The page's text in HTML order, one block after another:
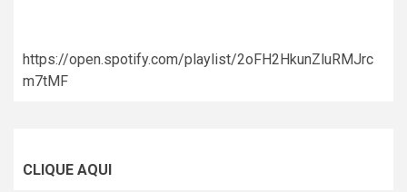
https://open.spotify.com/playlist/2oFH2HkunZluRMJrc
m7tMF
CLIQUE AQUI